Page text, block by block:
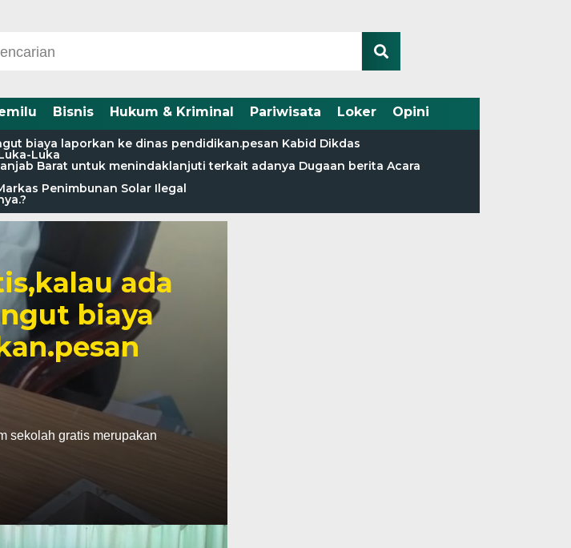
Bisnis Hukum & Kriminal Pariwisata Loker Opini
biaya laporkan ke dinas pendidikan.pesan Kabid Dikdas
Luka
Barat untuk menindaklanjuti terkait adanya Dugaan berita Acara
Penimbunan Solar Ilegal
ada
biaya
sekolah gratis merupakan